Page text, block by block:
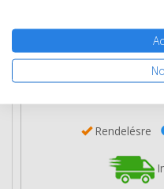
41 990 Ft
Több
2 db41 290 Ft
Rendelésre